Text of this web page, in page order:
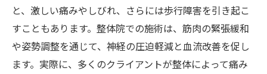
と、激しい痛みやしびれ、さらには歩行障害を引き起こ
すこともあります。整体院での施術は、筋肉の緊張緩和
や姿勢調整を通じて、神経の圧迫軽減と血流改善を促し
ます。実際に、多くのクライアントが整体によって痛み